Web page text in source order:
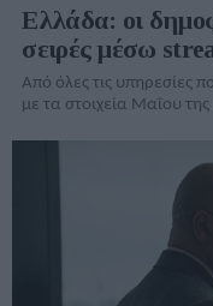
Ελλάδα: οι
σειρές μέσω
Από όλες τις υπηρεσίες
με τα στοιχεία Μαΐου